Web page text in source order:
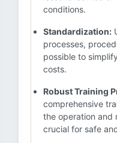
conditions.
Standardization:
processes,
possible to
costs.
Robust Training
comprehensive
the operation and
crucial for safe